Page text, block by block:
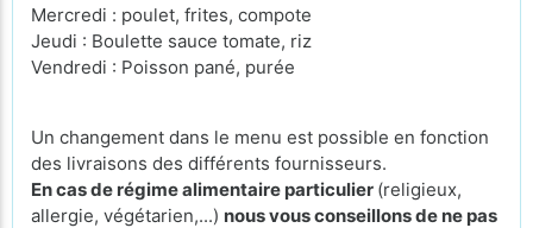
Mercredi : poulet, frites, compote
Jeudi : Boulette sauce tomate, riz
Vendredi : Poisson pané, purée
Un changement dans le menu est possible en fonction
des livraisons des différents fournisseurs.
En cas de régime alimentaire particulier (religieux,
allergie, végétarien,...) nous vous conseillons de ne pas